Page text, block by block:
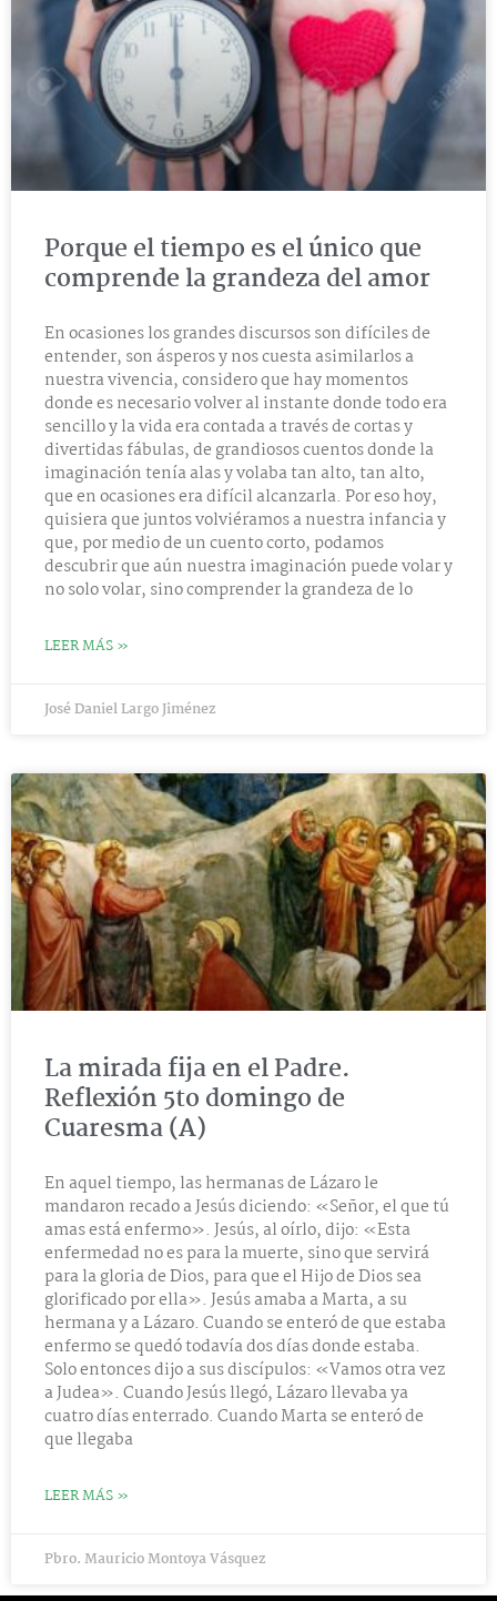
Porque el tiempo es el único que
comprende la grandeza del amor
En ocasiones los grandes discursos son difíciles de
entender, son ásperos y nos cuesta asimilarlos a
nuestra vivencia, considero que hay momentos
donde es necesario volver al instante donde todo era
sencillo y la vida era contada a través de cortas y
divertidas fábulas, de grandiosos cuentos donde la
imaginación tenía alas y volaba tan alto, tan alto,
que en ocasiones era difícil alcanzarla. Por eso hoy,
quisiera que juntos volviéramos a nuestra infancia y
que, por medio de un cuento corto, podamos
descubrir que aún nuestra imaginación puede volar y
no solo volar, sino comprender la grandeza de lo
LEER MÁS »
José Daniel Largo Jiménez
La mirada fija en el Padre.
Reflexión 5to domingo de
Cuaresma (A)
En aquel tiempo, las hermanas de Lázaro le
mandaron recado a Jesús diciendo: «Señor, el que tú
amas está enfermo». Jesús, al oírlo, dijo: «Esta
enfermedad no es para la muerte, sino que servirá
para la gloria de Dios, para que el Hijo de Dios sea
glorificado por ella». Jesús amaba a Marta, a su
hermana y a Lázaro. Cuando se enteró de que estaba
enfermo se quedó todavía dos días donde estaba.
Solo entonces dijo a sus discípulos: «Vamos otra vez
a Judea». Cuando Jesús llegó, Lázaro llevaba ya
cuatro días enterrado. Cuando Marta se enteró de
que llegaba
LEER MÁS »
Pbro. Mauricio Montoya Vásquez